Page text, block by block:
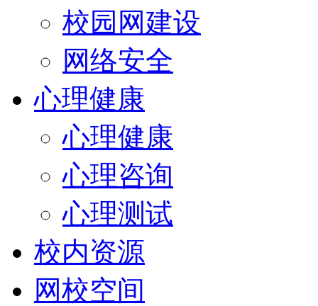
校园网建设
网络安全
心理健康
心理健康
心理咨询
心理测试
校内资源
网校空间